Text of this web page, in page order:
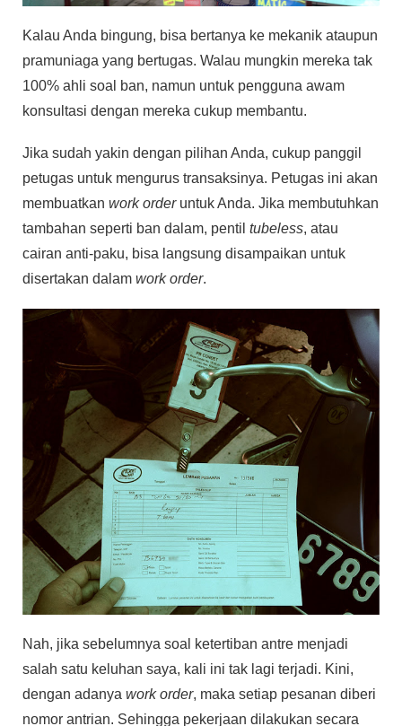
Kalau Anda bingung, bisa bertanya ke mekanik ataupun
pramuniaga yang bertugas. Walau mungkin mereka tak
100% ahli soal ban, namun untuk pengguna awam
konsultasi dengan mereka cukup membantu.
Jika sudah yakin dengan pilihan Anda, cukup panggil
petugas untuk mengurus transaksinya. Petugas ini akan
membuatkan work orderuntuk Anda. Jika membutuhkan
tambahan seperti ban dalam, pentil tubeless, atau
cairan anti-paku, bisa langsung disampaikan untuk
disertakan dalam work order.
Nah, jika sebelumnya soal ketertiban antre menjadi
salah satu keluhan saya, kali ini tak lagi terjadi. Kini,
dengan adanya work order, maka setiap pesanan diberi
nomor antrian. Sehingga pekerjaan dilakukan secara